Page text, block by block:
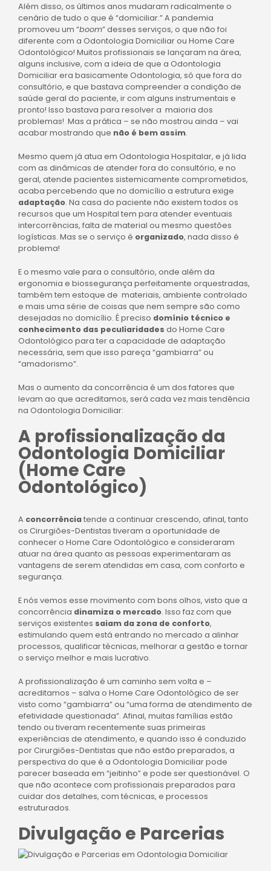
Além disso, os últimos anos mudaram radicalmente o
cenário de tudo o que é “domiciliar.” A pandemia
promoveu um “boom” desses serviços, o que não foi
diferente com a Odontologia Domiciliar ou Home Care
Odontológico! Muitos profissionais se lançaram na área,
alguns inclusive, com a ideia de que a Odontologia
Domiciliar era basicamente Odontologia, só que fora do
consultório, e que bastava compreender a condição de
saúde geral do paciente, ir com alguns instrumentais e
pronto! Isso bastava para resolver a maioria dos
problemas! Mas a prática – se não mostrou ainda – vai
acabar mostrando que não é bem assim.
Mesmo quem já atua em Odontologia Hospitalar, e já lida
com as dinâmicas de atender fora do consultório, e no
geral, atende pacientes sistemicamente comprometidos,
acaba percebendo que no domicílio a estrutura exige
adaptação. Na casa do paciente não existem todos os
recursos que um Hospital tem para atender eventuais
intercorrências, falta de material ou mesmo questões
logísticas. Mas se o serviço é organizado, nada disso é
problema!
E o mesmo vale para o consultório, onde além da
ergonomia e biossegurança perfeitamente orquestradas,
também tem estoque de materiais, ambiente controlado
e mais uma série de coisas que nem sempre são como
desejadas no domicílio. É preciso domínio técnico e
conhecimento das peculiaridades do Home Care
Odontológico para ter a capacidade de adaptação
necessária, sem que isso pareça “gambiarra” ou
“amadorismo”.
Mas o aumento da concorrência é um dos fatores que
levam ao que acreditamos, será cada vez mais tendência
na Odontologia Domiciliar:
A profissionalização da
Odontologia Domiciliar
(Home Care
Odontológico)
A concorrênciatende a continuar crescendo, afinal, tanto
os Cirurgiões-Dentistas tiveram a oportunidade de
conhecer o Home Care Odontológico e consideraram
atuar na área quanto as pessoas experimentaram as
vantagens de serem atendidas em casa, com conforto e
segurança.
E nós vemos esse movimento com bons olhos, visto que a
concorrência dinamiza o mercado. Isso faz com que
serviços existentes saiam da zona de conforto,
estimulando quem está entrando no mercado a alinhar
processos, qualificar técnicas, melhorar a gestão e tornar
o serviço melhor e mais lucrativo.
A profissionalização é um caminho sem volta e –
acreditamos – salva o Home Care Odontológico de ser
visto como “gambiarra” ou “uma forma de atendimento de
efetividade questionada”. Afinal, muitas famílias estão
tendo ou tiveram recentemente suas primeiras
experiências de atendimento, e quando isso é conduzido
por Cirurgiões-Dentistas que não estão preparados, a
perspectiva do que é a Odontologia Domiciliar pode
parecer baseada em “jeitinho” e pode ser questionável. O
que não acontece com profissionais preparados para
cuidar dos detalhes, com técnicas, e processos
estruturados.
Divulgação e Parcerias